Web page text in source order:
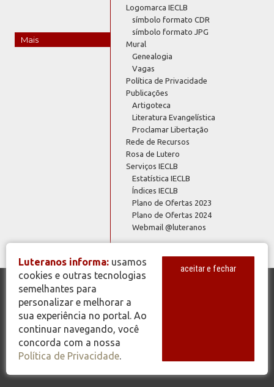
Mais
Logomarca IECLB
símbolo formato CDR
símbolo formato JPG
Mural
Genealogia
Vagas
Política de Privacidade
Publicações
Artigoteca
Literatura Evangelística
Proclamar Libertação
Rede de Recursos
Rosa de Lutero
Serviços IECLB
Estatística IECLB
Índices IECLB
Plano de Ofertas 2023
Plano de Ofertas 2024
Webmail @luteranos
© Copyright 2026 - Todos os Direitos Reservados - IECLB - Igreja
Evangélica de Confissão Luterana no Brasil - Portal Luteranos -
www.luteranos.com.br
Luteranos informa: usamos
cookies e outras tecnologias
semelhantes para
personalizar e melhorar a
sua experiência no portal. Ao
continuar navegando, você
concorda com a nossa
Política de Privacidade.
aceitar e fechar